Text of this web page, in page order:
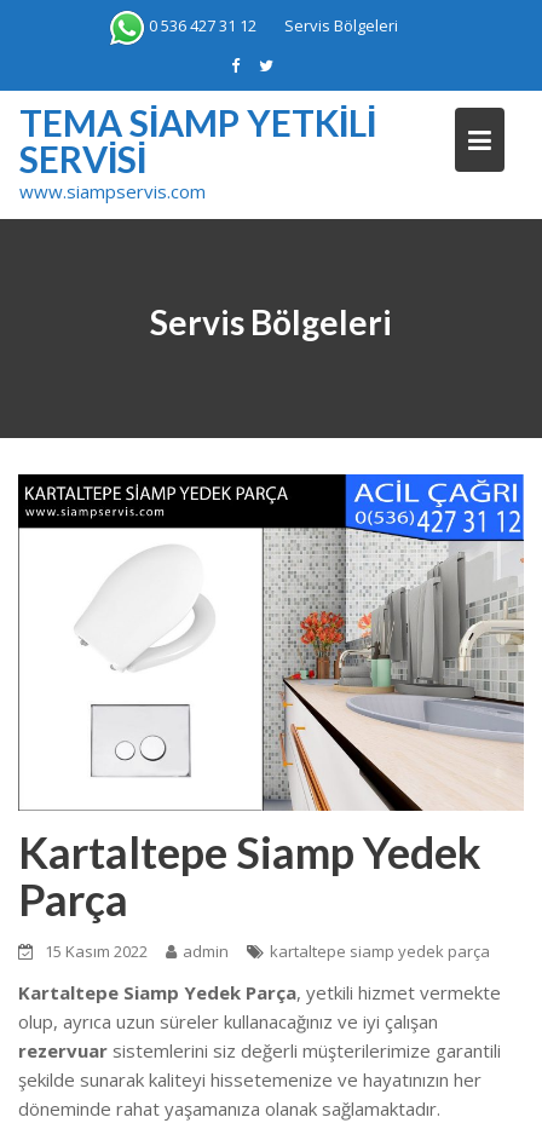
0 536 427 31 12 Servis Bölgeleri
TEMA SIAMP YETKILI
SERVISI
www.siampservis.com
Servis Bölgeleri
Kartaltepe Siamp Yedek
Parça
15 Kasım 2022 admin kartaltepe siamp yedek parça
Kartaltepe Siamp Yedek Parça, yetkili hizmet vermekte
olup, ayrıca uzun süreler kullanacağınız ve iyi çalışan
rezervuar sistemlerini siz değerli müşterilerimize garantili
şekilde sunarak kaliteyi hissetemenize ve hayatınızın her
döneminde rahat yaşamanıza olanak sağlamaktadır.